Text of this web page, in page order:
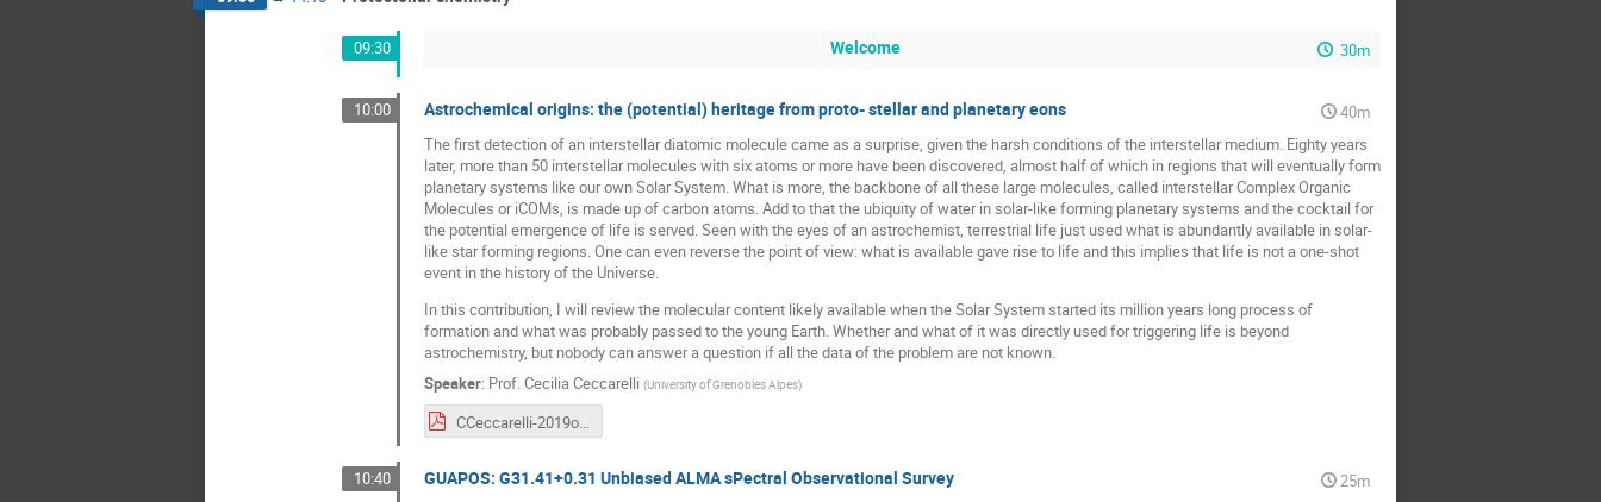
09:30 Welcome 30m
10:00 Astrochemical origins: the (potential) heritage from proto- stellar and planetary eons
40m
The first detection of an interstellar diatomic molecule came as a surprise, given the harsh conditions of the interstellar medium. Eighty years
later, more than 50 interstellar molecules with six atoms or more have been discovered, almost half of which in regions that will eventually form
planetary systems like our own Solar System. What is more, the backbone of all these large molecules, called interstellar Complex Organic
Molecules or iCOMs, is made up of carbon atoms. Add to that the ubiquity of water in solar-like forming planetary systems and the cocktail for
the potential emergence of life is served. Seen with the eyes of an astrochemist, terrestrial life just used what is abundantly available in solar-
like star forming regions. One can even reverse the point of view: what is available gave rise to life and this implies that life is not a one-shot
event in the history of the Universe.
In this contribution, I will review the molecular content likely available when the Solar System started its million years long process of
formation and what was probably passed to the young Earth. Whether and what of it was directly used for triggering life is beyond
astrochemistry, but nobody can answer a question if all the data of the problem are not known.
Speaker: Prof.Cecilia Ceccarelli (University of Grenobles Alpes)
CCeccarelli-2019oct-duino.pdf
10:40 GUAPOS: G31.41+0.31 Unbiased ALMA sPectral Observational Survey
25m